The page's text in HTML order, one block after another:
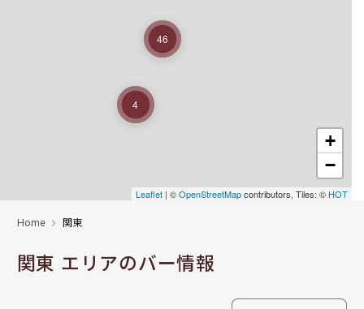
4
46
+
−
Leaflet | ©OpenStreetMapcontributors, Tiles: © HOT
Home 関東
関東 エリアのバー情報